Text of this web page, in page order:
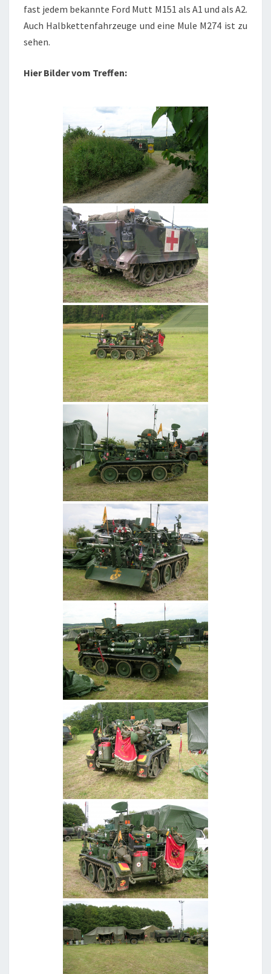
fast jedem bekannte Ford Mutt M151 als A1 und als A2.
Auch Halbkettenfahrzeuge und eine Mule M274 ist zu
sehen.
Hier Bilder vom Treffen: